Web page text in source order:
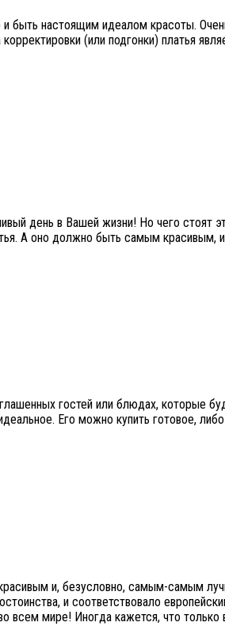
быть настоящим идеалом красоты.
(или подгонки) платья
день в Вашей жизни! Но чего стоят
А оно должно быть самым красивым,
гостей или блюдах, которые
Его можно купить готовое,
и, безусловно, самым-самым
и соответствовало
всем мире! Иногда кажется, что